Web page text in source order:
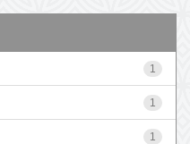
1
1
1